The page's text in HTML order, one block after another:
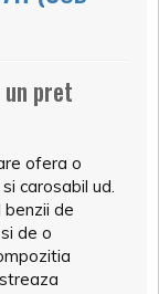
un pret
ofera o
carosabil ud.
benzii de
de o